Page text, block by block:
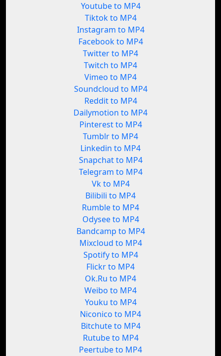
Youtube to MP4
Tiktok to MP4
Instagram to MP4
Facebook to MP4
Twitter to MP4
Twitch to MP4
Vimeo to MP4
Soundcloud to MP4
Reddit to MP4
Dailymotion to MP4
Pinterest to MP4
Tumblr to MP4
Linkedin to MP4
Snapchat to MP4
Telegram to MP4
Vk to MP4
Bilibili to MP4
Rumble to MP4
Odysee to MP4
Bandcamp to MP4
Mixcloud to MP4
Spotify to MP4
Flickr to MP4
Ok.Ru to MP4
Weibo to MP4
Youku to MP4
Niconico to MP4
Bitchute to MP4
Rutube to MP4
Peertube to MP4